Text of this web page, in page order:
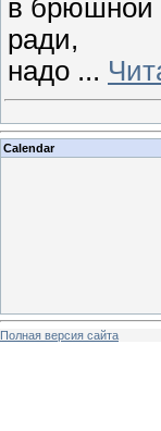
в брюшной
ради,
надо ...
Calendar
Полная версия сайта